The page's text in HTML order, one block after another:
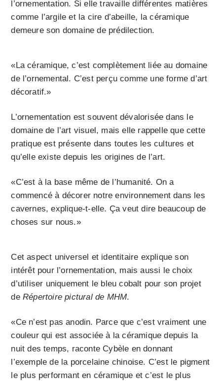
l’ornementation. Si elle travaille différentes matières
comme l’argile et la cire d’abeille, la céramique
demeure son domaine de prédilection.
«La céramique, c’est complètement liée au domaine
de l’ornemental. C’est perçu comme une forme d’art
décoratif.»
L’ornementation est souvent dévalorisée dans le
domaine de l’art visuel, mais elle rappelle que cette
pratique est présente dans toutes les cultures et
qu’elle existe depuis les origines de l’art.
«C’est à la base même de l’humanité. On a
commencé à décorer notre environnement dans les
cavernes, explique-t-elle. Ça veut dire beaucoup de
choses sur nous.»
Cet aspect universel et identitaire explique son
intérêt pour l’ornementation, mais aussi le choix
d’utiliser uniquement le bleu cobalt pour son projet
deRépertoire pictural de MHM.
«Ce n’est pas anodin. Parce que c’est vraiment une
couleur qui est associée à la céramique depuis la
nuit des temps, raconte Cybèle en donnant
l’exemple de la porcelaine chinoise. C’est le pigment
le plus performant en céramique et c’est le plus